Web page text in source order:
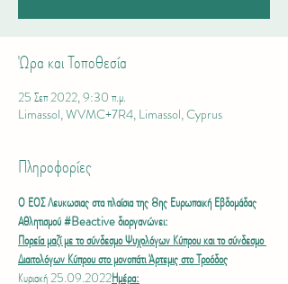
Ώρα και Τοποθεσία
25 Σεπ 2022, 9:30 π.μ.
Limassol, WVMC+7R4, Limassol, Cyprus
Πληροφορίες
Ο ΕΟΣ Λευκωσιας στα πλαίσια της 8ης Ευρωπαική Εβδομάδας
Αθλητισμού #Beactive διοργανώνει:
Πορεία μαζί με το σύνδεσμο Ψυχολόγων Κύπρου και το σύνδεσμο
Διαιτολόγων Κύπρου στο μονοπάτι Άρτεμις στο Τροόδος
Κυριακή 25.09.2022Ημέρα: